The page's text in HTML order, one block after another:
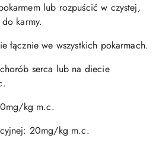
lub rozpuścić w czystej,
karmy.
łącznie we wszystkich pokarmach.
serca lub na diecie
kg m.c.
20mg/kg m.c.